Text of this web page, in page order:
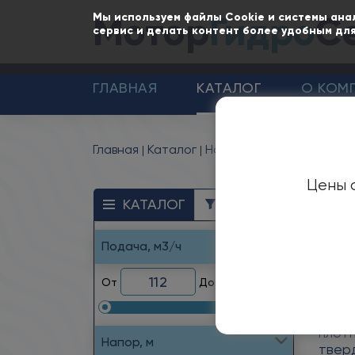
Мы используем файлы Cookie и системы
сервис и делать контент более удобным
МоторГидро
ГЛАВНАЯ КАТАЛОГ О
Главная Каталог Насосы
КАТАЛОГ
Подача, м3/ч
От До
Напор, м
Цены